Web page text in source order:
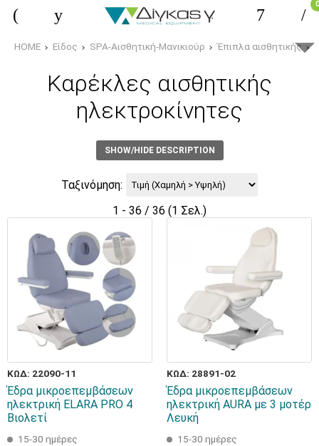
0
HOME Είδος SPA-Αισθητική-Μανικιούρ Έπιπλα αισθητικής
Καρέκλες αισθητικής
ηλεκτροκίνητες
SHOW/HIDE DESCRIPTION
Ταξινόμηση:
1 - 36 / 36 (1 Σελ.)
ΚΩΔ: 22090-11
Έδρα μικροεπεμβάσεων
ηλεκτρική ELARA PRO 4
Βιολετί
15-30 ημέρες
ΚΩΔ: 28891-02
Έδρα μικροεπεμβάσεων
ηλεκτρική AURA με 3 μοτέρ
Λευκή
15-30 ημέρες